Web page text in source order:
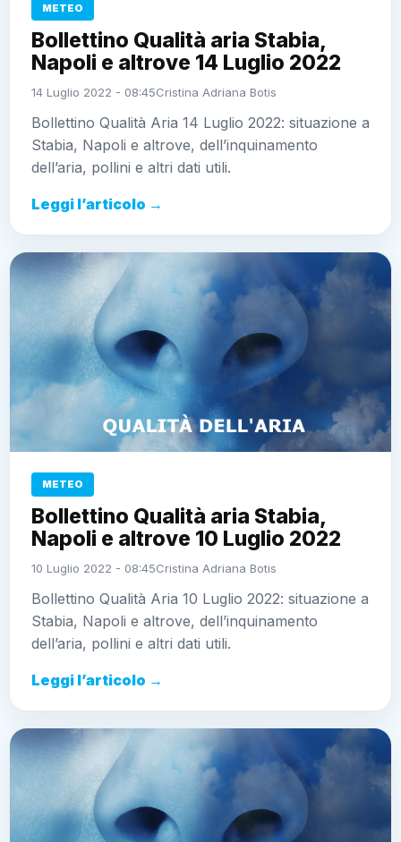
METEO
Bollettino Qualità aria Stabia,
Napoli e altrove 14 Luglio 2022
14 Luglio 2022 - 08:45Cristina Adriana Botis
Bollettino Qualità Aria 14 Luglio 2022: situazione a
Stabia, Napoli e altrove, dell’inquinamento
dell’aria, pollini e altri dati utili.
Leggi l’articolo →
METEO
Bollettino Qualità aria Stabia,
Napoli e altrove 10 Luglio 2022
10 Luglio 2022 - 08:45Cristina Adriana Botis
Bollettino Qualità Aria 10 Luglio 2022: situazione a
Stabia, Napoli e altrove, dell’inquinamento
dell’aria, pollini e altri dati utili.
Leggi l’articolo →